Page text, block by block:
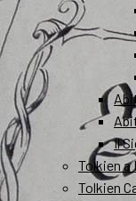
Il
Tolkien
Tolkien